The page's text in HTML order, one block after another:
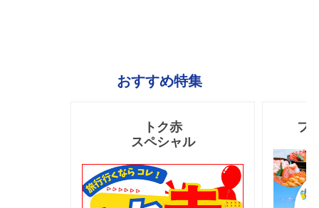
おすすめ特集
トク赤
スペシャル
フ